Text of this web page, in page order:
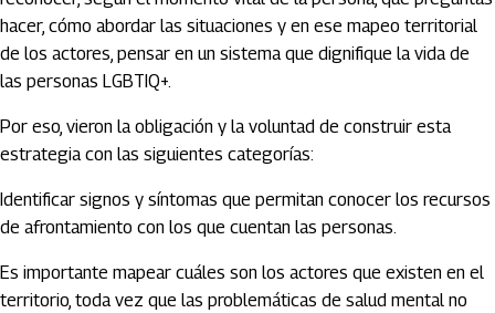
hacer, cómo abordar las situaciones y en ese mapeo territorial
de los actores, pensar en un sistema que dignifique la vida de
las personas LGBTIQ+.
Por eso, vieron la obligación y la voluntad de construir esta
estrategia con las siguientes categorías:
Identificar signos y síntomas que permitan conocer los recursos
de afrontamiento con los que cuentan las personas.
Es importante mapear cuáles son los actores que existen en el
territorio, toda vez que las problemáticas de salud mental no